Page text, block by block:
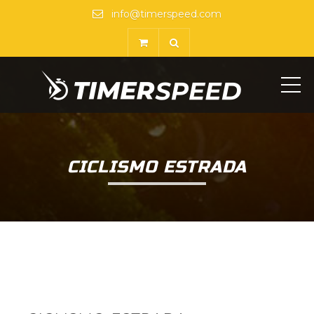
info@timerspeed.com
CICLISMO ESTRADA